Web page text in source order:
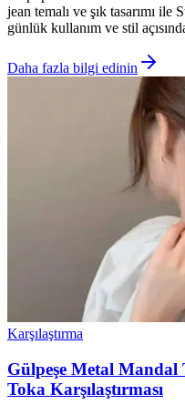
jean temalı ve şık tasarımı ile
günlük kullanım ve stil
Daha fazla bilgi edinin
Karşılaştırma
Gülpeşe Metal
Toka Karşılaştırması